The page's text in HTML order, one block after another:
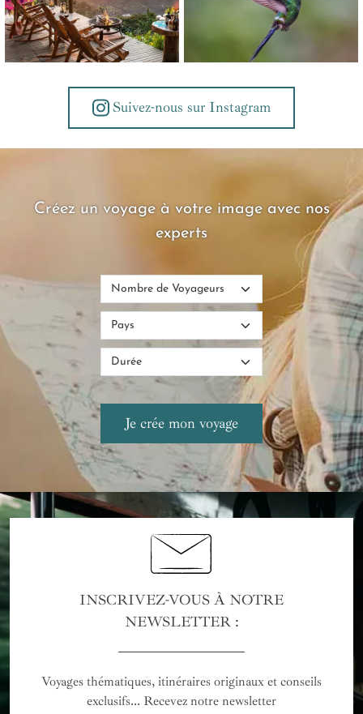
Suivez-nous sur Instagram
Créez un voyage à votre image avec nos
experts
INSCRIVEZ-VOUS À NOTRE
NEWSLETTER :
Voyages thématiques, itinéraires originaux et conseils
exclusifs... Recevez notre newsletter